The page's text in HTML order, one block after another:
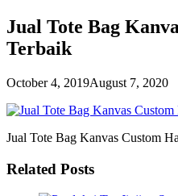
Jual Tote Bag
Terbaik
October 4, 2019August 7, 2020
Jual Tote Bag Kanvas Custom
Related Posts